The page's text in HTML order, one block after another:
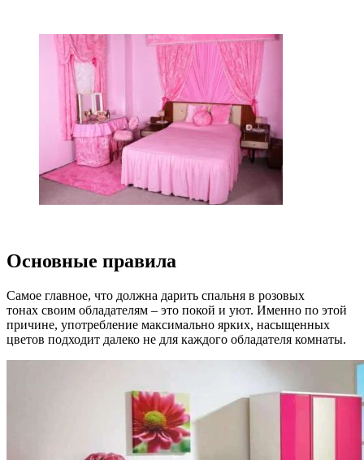
Основные правила
Самое главное, что должна дарить спальня в розовых
тонах своим обладателям – это покой и уют. Именно по этой
причине, употребление максимально ярких, насыщенных
цветов подходит далеко не для каждого обладателя комнаты.